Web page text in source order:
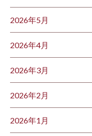
2026年5月
2026年4月
2026年3月
2026年2月
2026年1月